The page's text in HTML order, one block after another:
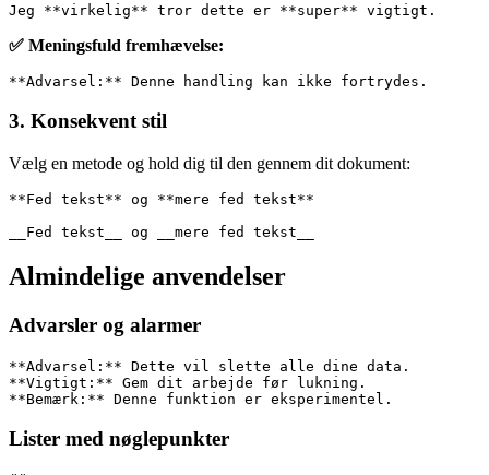
Jeg **virkelig** tror dette er **super** vigtigt.
✅ Meningsfuld fremhævelse:
**Advarsel:** Denne handling kan ikke fortrydes.
3. Konsekvent stil
Vælg en metode og hold dig til den gennem dit dokument:
**Fed tekst** og **mere fed tekst**
__Fed tekst__ og __mere fed tekst__
Almindelige anvendelser
Advarsler og alarmer
**Advarsel:** Dette vil slette alle dine data.
**Vigtigt:** Gem dit arbejde før lukning.
**Bemærk:** Denne funktion er eksperimentel.
Lister med nøglepunkter